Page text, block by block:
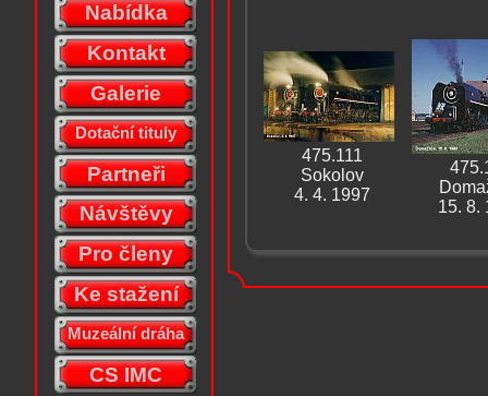
475.111
Sokolov
4. 4. 1997
15. 8.
Nabídka
Kontakt
Galerie
Dotační tituly
Partneři
Návštěvy
Pro členy
Ke stažení
Muzeální dráha
CS IMC